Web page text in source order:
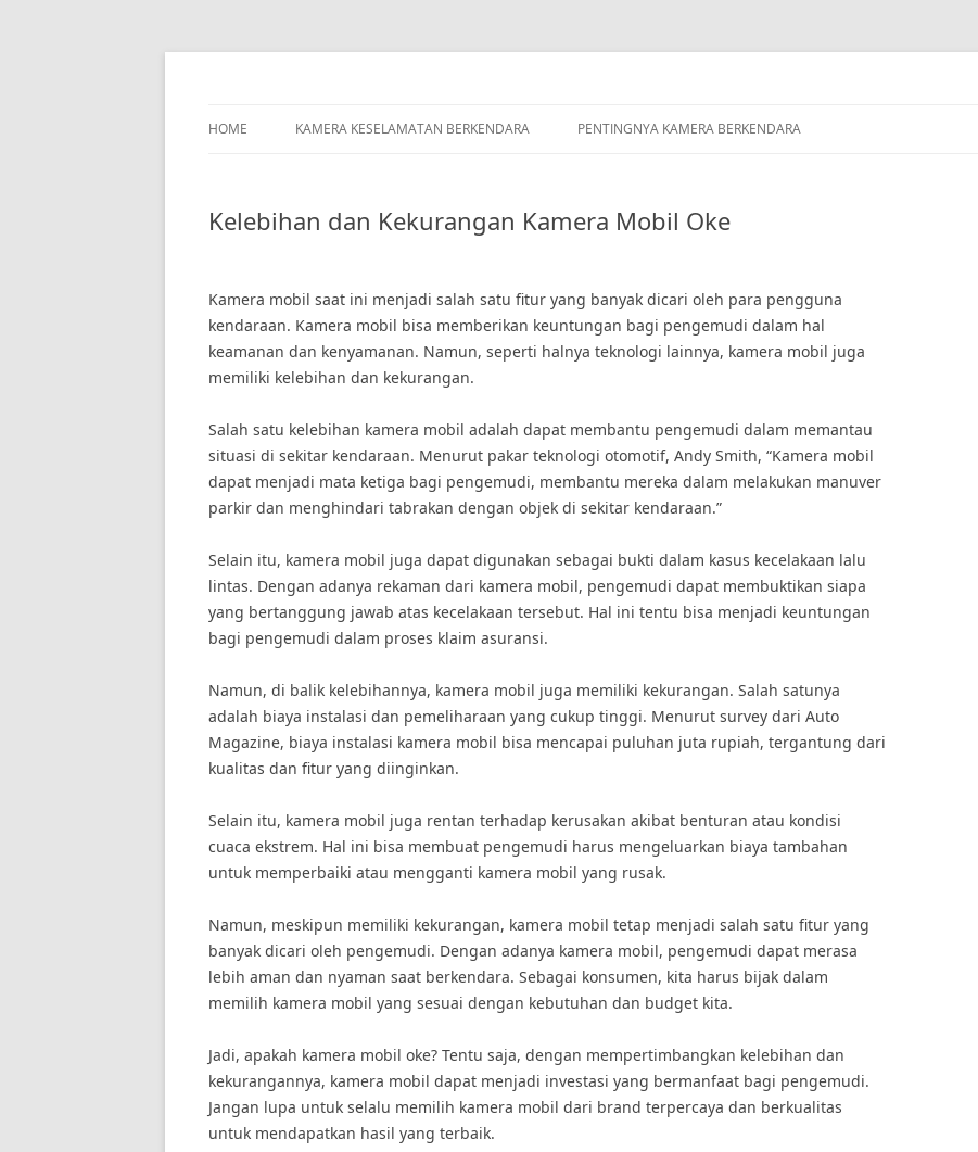
Skip
HOME KAMERA KESELAMATAN BERKENDARA PENTINGNYA KAMERA BERKENDARA
Kelebihan dan Kekurangan Kamera Mobil Oke
Kamera mobil saat ini menjadi salah satu fitur yang banyak dicari oleh para pengguna
kendaraan. Kamera mobil bisa memberikan keuntungan bagi pengemudi dalam hal
keamanan dan kenyamanan. Namun, seperti halnya teknologi lainnya, kamera mobil juga
memiliki kelebihan dan kekurangan.
Salah satu kelebihan kamera mobil adalah dapat membantu pengemudi dalam memantau
situasi di sekitar kendaraan. Menurut pakar teknologi otomotif, Andy Smith, “Kamera mobil
dapat menjadi mata ketiga bagi pengemudi, membantu mereka dalam melakukan manuver
parkir dan menghindari tabrakan dengan objek di sekitar kendaraan.”
Selain itu, kamera mobil juga dapat digunakan sebagai bukti dalam kasus kecelakaan lalu
lintas. Dengan adanya rekaman dari kamera mobil, pengemudi dapat membuktikan siapa
yang bertanggung jawab atas kecelakaan tersebut. Hal ini tentu bisa menjadi keuntungan
bagi pengemudi dalam proses klaim asuransi.
Namun, di balik kelebihannya, kamera mobil juga memiliki kekurangan. Salah satunya
adalah biaya instalasi dan pemeliharaan yang cukup tinggi. Menurut survey dari Auto
Magazine, biaya instalasi kamera mobil bisa mencapai puluhan juta rupiah, tergantung dari
kualitas dan fitur yang diinginkan.
Selain itu, kamera mobil juga rentan terhadap kerusakan akibat benturan atau kondisi
cuaca ekstrem. Hal ini bisa membuat pengemudi harus mengeluarkan biaya tambahan
untuk memperbaiki atau mengganti kamera mobil yang rusak.
Namun, meskipun memiliki kekurangan, kamera mobil tetap menjadi salah satu fitur yang
banyak dicari oleh pengemudi. Dengan adanya kamera mobil, pengemudi dapat merasa
lebih aman dan nyaman saat berkendara. Sebagai konsumen, kita harus bijak dalam
memilih kamera mobil yang sesuai dengan kebutuhan dan budget kita.
Jadi, apakah kamera mobil oke? Tentu saja, dengan mempertimbangkan kelebihan dan
kekurangannya, kamera mobil dapat menjadi investasi yang bermanfaat bagi pengemudi.
Jangan lupa untuk selalu memilih kamera mobil dari brand terpercaya dan berkualitas
untuk mendapatkan hasil yang terbaik.